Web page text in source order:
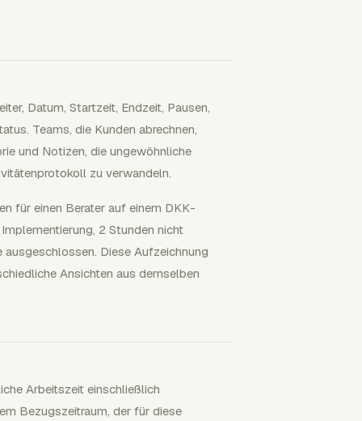
Datum, Startzeit, Endzeit, Pausen,
Teams, die Kunden abrechnen,
und Notizen, die ungewöhnliche
zu verwandeln.
für einen Berater auf einem DKK-
2 Stunden nicht
Diese Aufzeichnung
Ansichten aus demselben
Arbeitszeit einschließlich
Bezugszeitraum, der für diese